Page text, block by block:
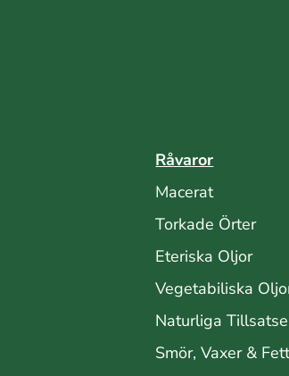
Råvaror
Macerat
Torkade Örter
Eteriska Oljor
Vegetabiliska
Naturliga
Smör, Vaxer &